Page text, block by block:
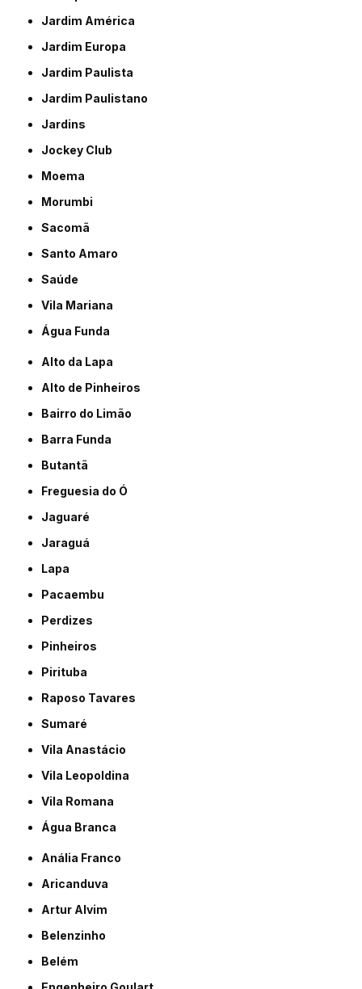
Jardim América
Jardim Europa
Jardim Paulista
Jardim Paulistano
Jardins
Jockey Club
Moema
Morumbi
Sacomã
Santo Amaro
Saúde
Vila Mariana
Água Funda
Alto da Lapa
Alto de Pinheiros
Bairro do Limão
Barra Funda
Butantã
Freguesia do Ó
Jaguaré
Jaraguá
Lapa
Pacaembu
Perdizes
Pinheiros
Pirituba
Raposo Tavares
Sumaré
Vila Anastácio
Vila Leopoldina
Vila Romana
Água Branca
Anália Franco
Aricanduva
Artur Alvim
Belenzinho
Belém